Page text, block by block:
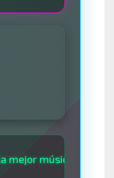
música las 24 horas